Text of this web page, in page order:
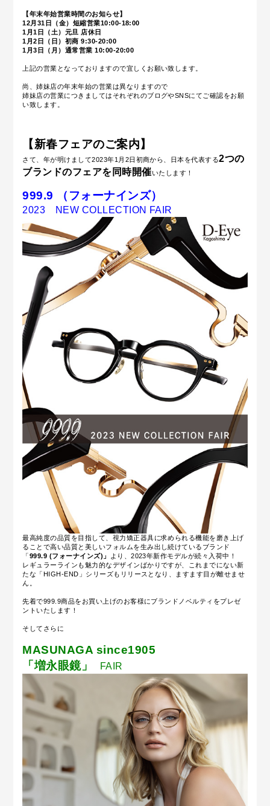
【年末年始営業時間のお知らせ】
12月31日（金）短縮営業10:00-18:00
1月1日（土）元旦 店休日
1月2日（日）初商 9:30-20:00
1月3日（月）通常営業 10:00-20:00
上記の営業となっておりますので宜しくお願い致します。
尚、姉妹店の年末年始の営業は異なりますので
姉妹店の営業につきましてはそれぞれのブログやSNSにてご確認をお願
い致します。
【新春フェアのご案内】
さて、年が明けまして2023年1月2日初商から、日本を代表する2つの
ブランドのフェアを同時開催いたします！
999.9 （フォーナインズ）
2023 NEW COLLECTION FAIR
最高純度の品質を目指して、視力矯正器具に求められる機能を磨き上げ
ることで高い品質と美しいフォルムを生み出し続けているブランド
「999.9 (フォーナインズ)」
より、2023年新作モデルが続々入荷中！
レギュラーラインも魅力的なデザインばかりですが、これまでにない新
たな「HIGH-END」シリーズもリリースとなり、ますます目が離せませ
ん。
先着で999.9商品をお買い上げのお客様にブランドノベルティをプレゼ
ントいたします！
そしてさらに
MASUNAGA since1905
「増永眼鏡」
FAIR